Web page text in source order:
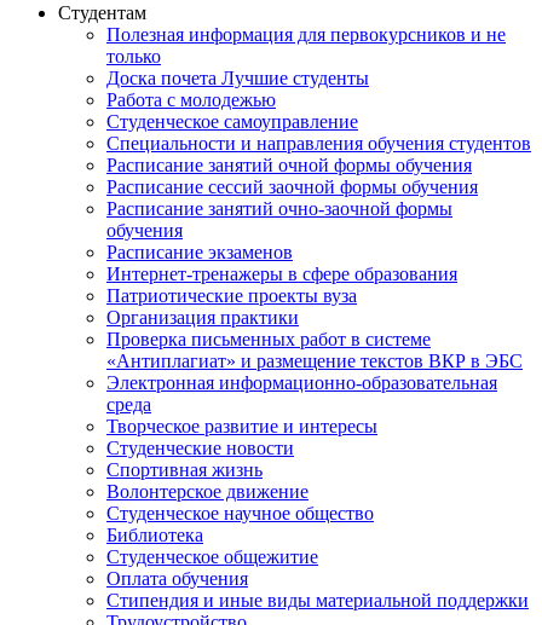
Студентам
Полезная информация для первокурсников и не
только
Доска почета Лучшие студенты
Работа с молодежью
Студенческое самоуправление
Специальности и направления обучения студентов
Расписание занятий очной формы обучения
Расписание сессий заочной формы обучения
Расписание занятий очно-заочной формы
обучения
Расписание экзаменов
Интернет-тренажеры в сфере образования
Патриотические проекты вуза
Организация практики
Проверка письменных работ в системе
«Антиплагиат» и размещение текстов ВКР в ЭБС
Электронная информационно-образовательная
среда
Творческое развитие и интересы
Студенческие новости
Спортивная жизнь
Волонтерское движение
Студенческое научное общество
Библиотека
Студенческое общежитие
Оплата обучения
Стипендия и иные виды материальной поддержки